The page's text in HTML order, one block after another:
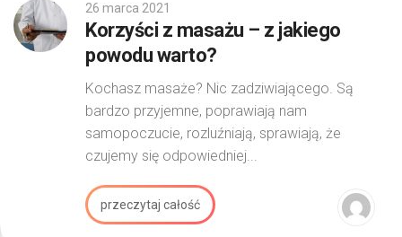
26 marca 2021
Korzyści z masażu – z jakiego
powodu warto?
Kochasz masaże? Nic zadziwiającego. Są
bardzo przyjemne, poprawiają nam
samopoczucie, rozluźniają, sprawiają, że
czujemy się odpowiedniej...
przeczytaj całość